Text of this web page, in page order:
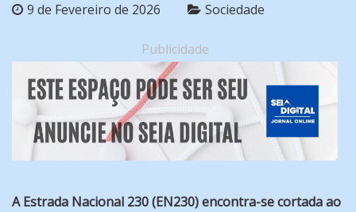
9 de Fevereiro de 2026 Sociedade
Publicidade
A Estrada Nacional 230 (EN230) encontra-se cortada ao